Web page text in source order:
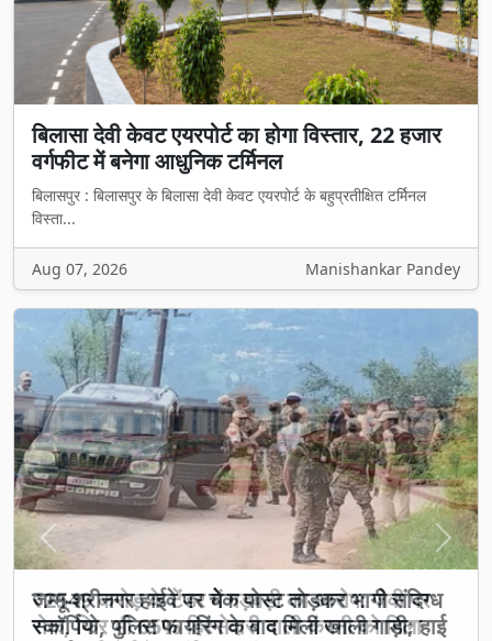
बिलासा देवी केवट एयरपोर्ट का होगा विस्तार, 22 हजार
वर्गफीट में बनेगा आधुनिक टर्मिनल
बिलासपुर : बिलासपुर के बिलासा देवी केवट एयरपोर्ट के बहुप्रतीक्षित टर्मिनल
विस्ता...
Aug 07, 2026 Manishankar Pandey
₹2549 करोड़ के टेंडर में गड़बड़ी का आरोप: जेवी पर
रोक, फिर भी 65% हिस्सेदारी वाली कंपनी को मिला
Previous Next